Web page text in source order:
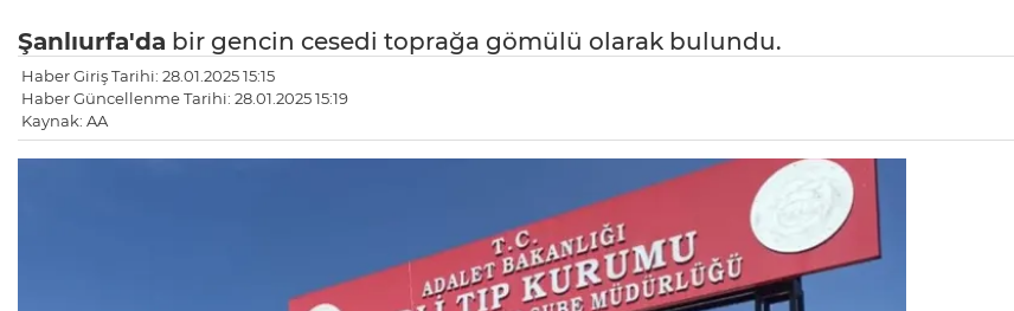
Şanlıurfa'da bir gencin cesedi toprağa gömülü olarak bulundu.
Haber Giriş Tarihi: 28.01.2025 15:15
Haber Güncellenme Tarihi: 28.01.2025 15:19
Kaynak: AA